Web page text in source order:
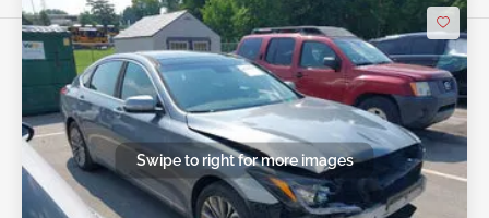
Swipe to right for more images